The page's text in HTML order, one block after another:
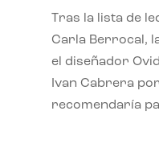
Tras la lista de
Carla Berrocal,
el diseñador
Ivan Cabrera
recomendaría